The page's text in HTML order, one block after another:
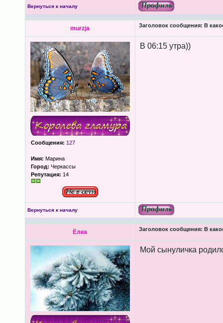
Вернуться к началу
murzja Заголовок сообщения: В
Сообщения: 127
Имя: Марина
Город: Черкассы
Репутация: 14
В 06:15 утра))
Вернуться к началу
Ёлка Заголовок сообщения: В
Мой сынуличка